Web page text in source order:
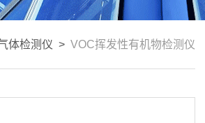
体检测仪 > VOC挥发性有机物检测仪